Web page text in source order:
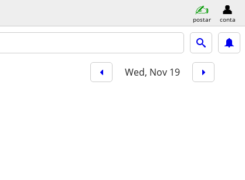
postar conta
Wed, Nov 19